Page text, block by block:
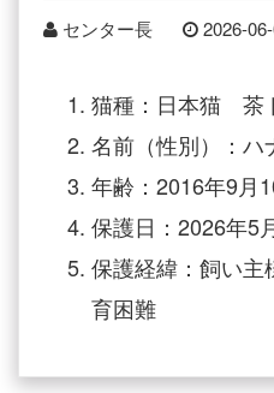
センター長 2026-
猫種：日本猫 茶
名前（性別）：ハ
年齢：2016年9月
保護日：2026年5
保護経緯：飼い主
育困難